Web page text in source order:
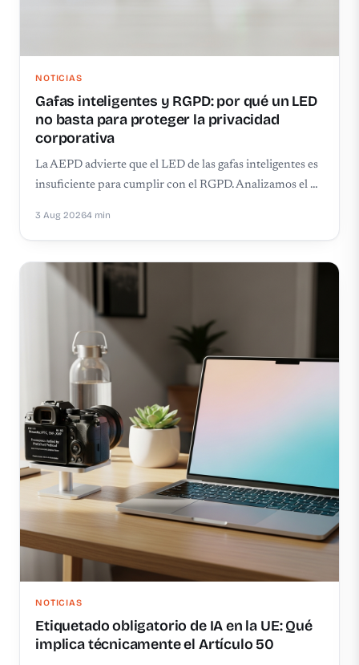
NOTICIAS
Gafas inteligentes y RGPD: por qué un LED
no basta para proteger la privacidad
corporativa
La AEPD advierte que el LED de las gafas inteligentes es
insuficiente para cumplir con el RGPD. Analizamos el …
3 Aug 20264 min
NOTICIAS
Etiquetado obligatorio de IA en la UE: Qué
implica técnicamente el Artículo 50